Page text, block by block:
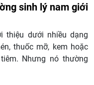
sinh lý nam giới
thiệu dưới nhiều dạng
thuốc mỡ, kem hoặc
Nhưng nó thường